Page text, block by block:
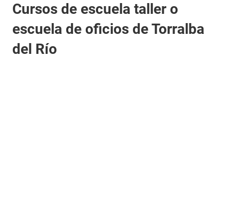
Cursos de escuela taller o
escuela de oficios de Torralba
del Río